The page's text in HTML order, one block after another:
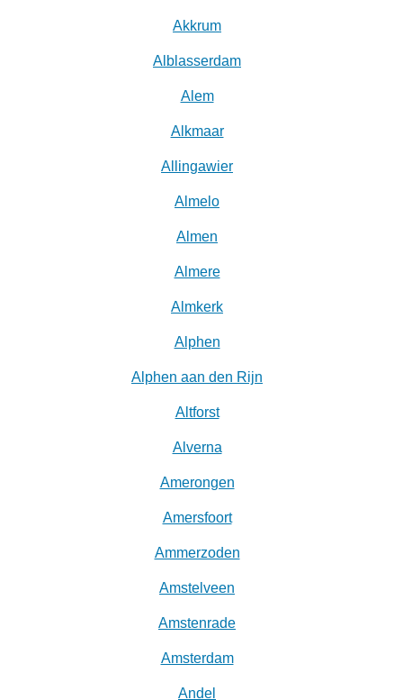
Akkrum
Alblasserdam
Alem
Alkmaar
Allingawier
Almelo
Almen
Almere
Almkerk
Alphen
Alphen aan den Rijn
Altforst
Alverna
Amerongen
Amersfoort
Ammerzoden
Amstelveen
Amstenrade
Amsterdam
Andel